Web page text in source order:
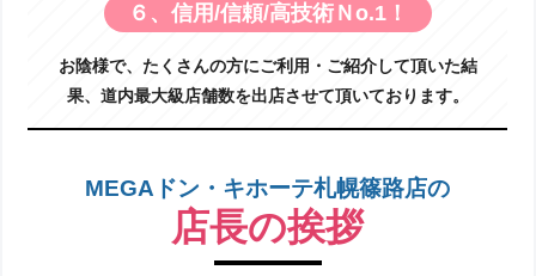
６、信用/信頼/高技術Ｎo.1！
お陰様で、たくさんの方にご利用・ご紹介して頂いた結
果、道内最大級店舗数を出店させて頂いております。
MEGAドン・キホーテ札幌篠路店の
店長の挨拶